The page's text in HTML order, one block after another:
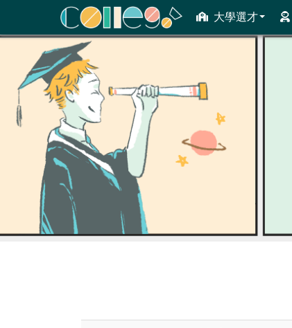
大學選才
ColleGo! 大學選才與高中育才輔助系統